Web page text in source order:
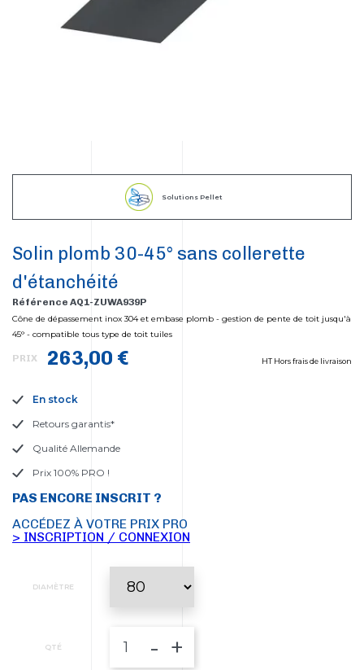
Solutions Pellet
Solin plomb 30-45° sans collerette
d'étanchéité
Référence AQ1-ZUWA939P
Cône de dépassement inox 304 et embase plomb - gestion de pente de toit jusqu'à
45° - compatible tous type de toit tuiles
PRIX 263,00 € HT Hors frais de livraison
En stock
Retours garantis*
Qualité Allemande
Prix 100% PRO !
PAS ENCORE INSCRIT ?
ACCÉDEZ À VOTRE PRIX PRO
> INSCRIPTION / CONNEXION
DIAMÈTRE
QTÉ - +